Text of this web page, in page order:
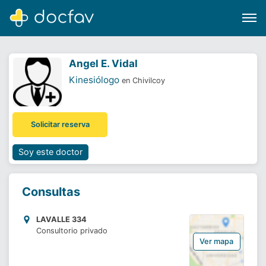
Software para clínicas
¿Eres un doctor?
Angel E. Vidal
Kinesiólogo en Chivilcoy
Solicitar reserva
Soy este doctor
Consultas
LAVALLE 334
Consultorio privado
Ver mapa